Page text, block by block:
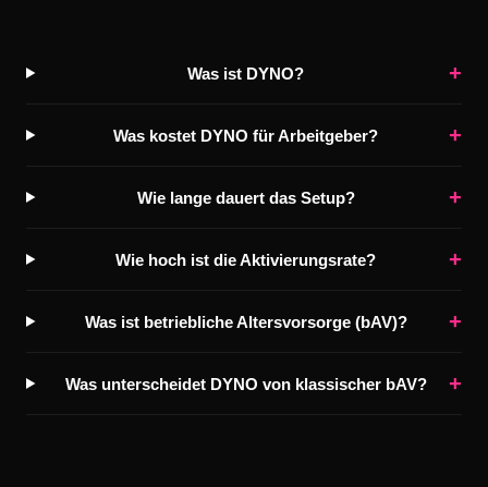
Was ist DYNO? +
Was kostet DYNO für Arbeitgeber? +
Wie lange dauert das Setup? +
Wie hoch ist die Aktivierungsrate? +
Was ist betriebliche Altersvorsorge (bAV)? +
Was unterscheidet DYNO von klassischer bAV? +